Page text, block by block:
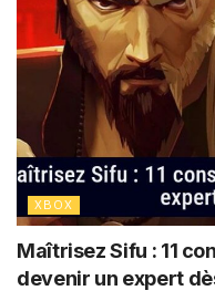
XBOX
Maîtrisez Sifu : 11
devenir un expert